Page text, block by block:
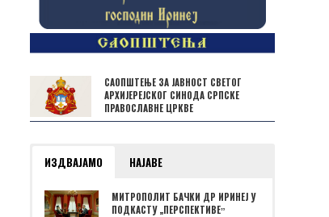
САОПШТЕЊЕ ЗА ЈАВНОСТ СВЕТОГ
АРХИЈЕРЕЈСКОГ СИНОДА СРПСКЕ
ПРАВОСЛАВНЕ ЦРКВЕ
ИЗДВАЈАМО НАЈАВЕ
МИТРОПОЛИТ БАЧКИ ДР ИРИНЕЈ У
ПОДКАСТУ „ПЕРСПЕКТИВЕˮ